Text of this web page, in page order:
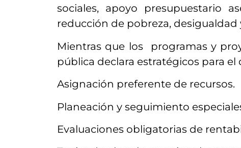
sociales, apoyo presupuestario
reducción de pobreza, desigualdad
Mientras que los programas y
pública declara estratégicos para
Asignación preferente de recursos.
Planeación y seguimiento
Evaluaciones obligatorias de